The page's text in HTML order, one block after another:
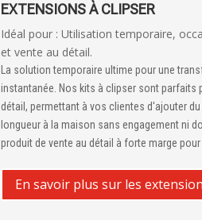
EXTENSIONS À CLIPSER
Idéal pour : Utilisation temporaire,
et vente au détail.
La solution temporaire ultime pour une
instantanée. Nos kits à clipser sont parfaits
détail, permettant à vos clientes d'ajouter
longueur à la maison sans engagement ni
produit de vente au détail à forte marge
En savoir plus sur les